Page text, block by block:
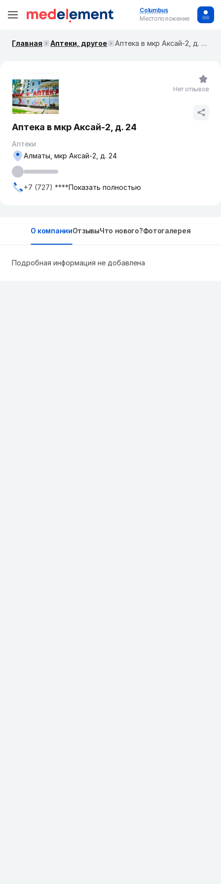
Columbus
Местоположение
Главная Аптеки, другое Аптека в мкр Аксай-2, д. 24
Аптека в мкр Аксай-2, д. 24
Аптеки
Алматы, мкр Аксай-2, д. 24
+7 (727) ****Показать полностью
Нет отзывов
О компанииОтзывыЧто нового?Фотогалерея
Подробная информация не добавлена